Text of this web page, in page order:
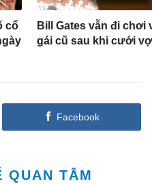
cổ
Bill Gates vẫn đi chơi
gái cũ sau khi cưới vợ
Facebook
QUAN TÂM